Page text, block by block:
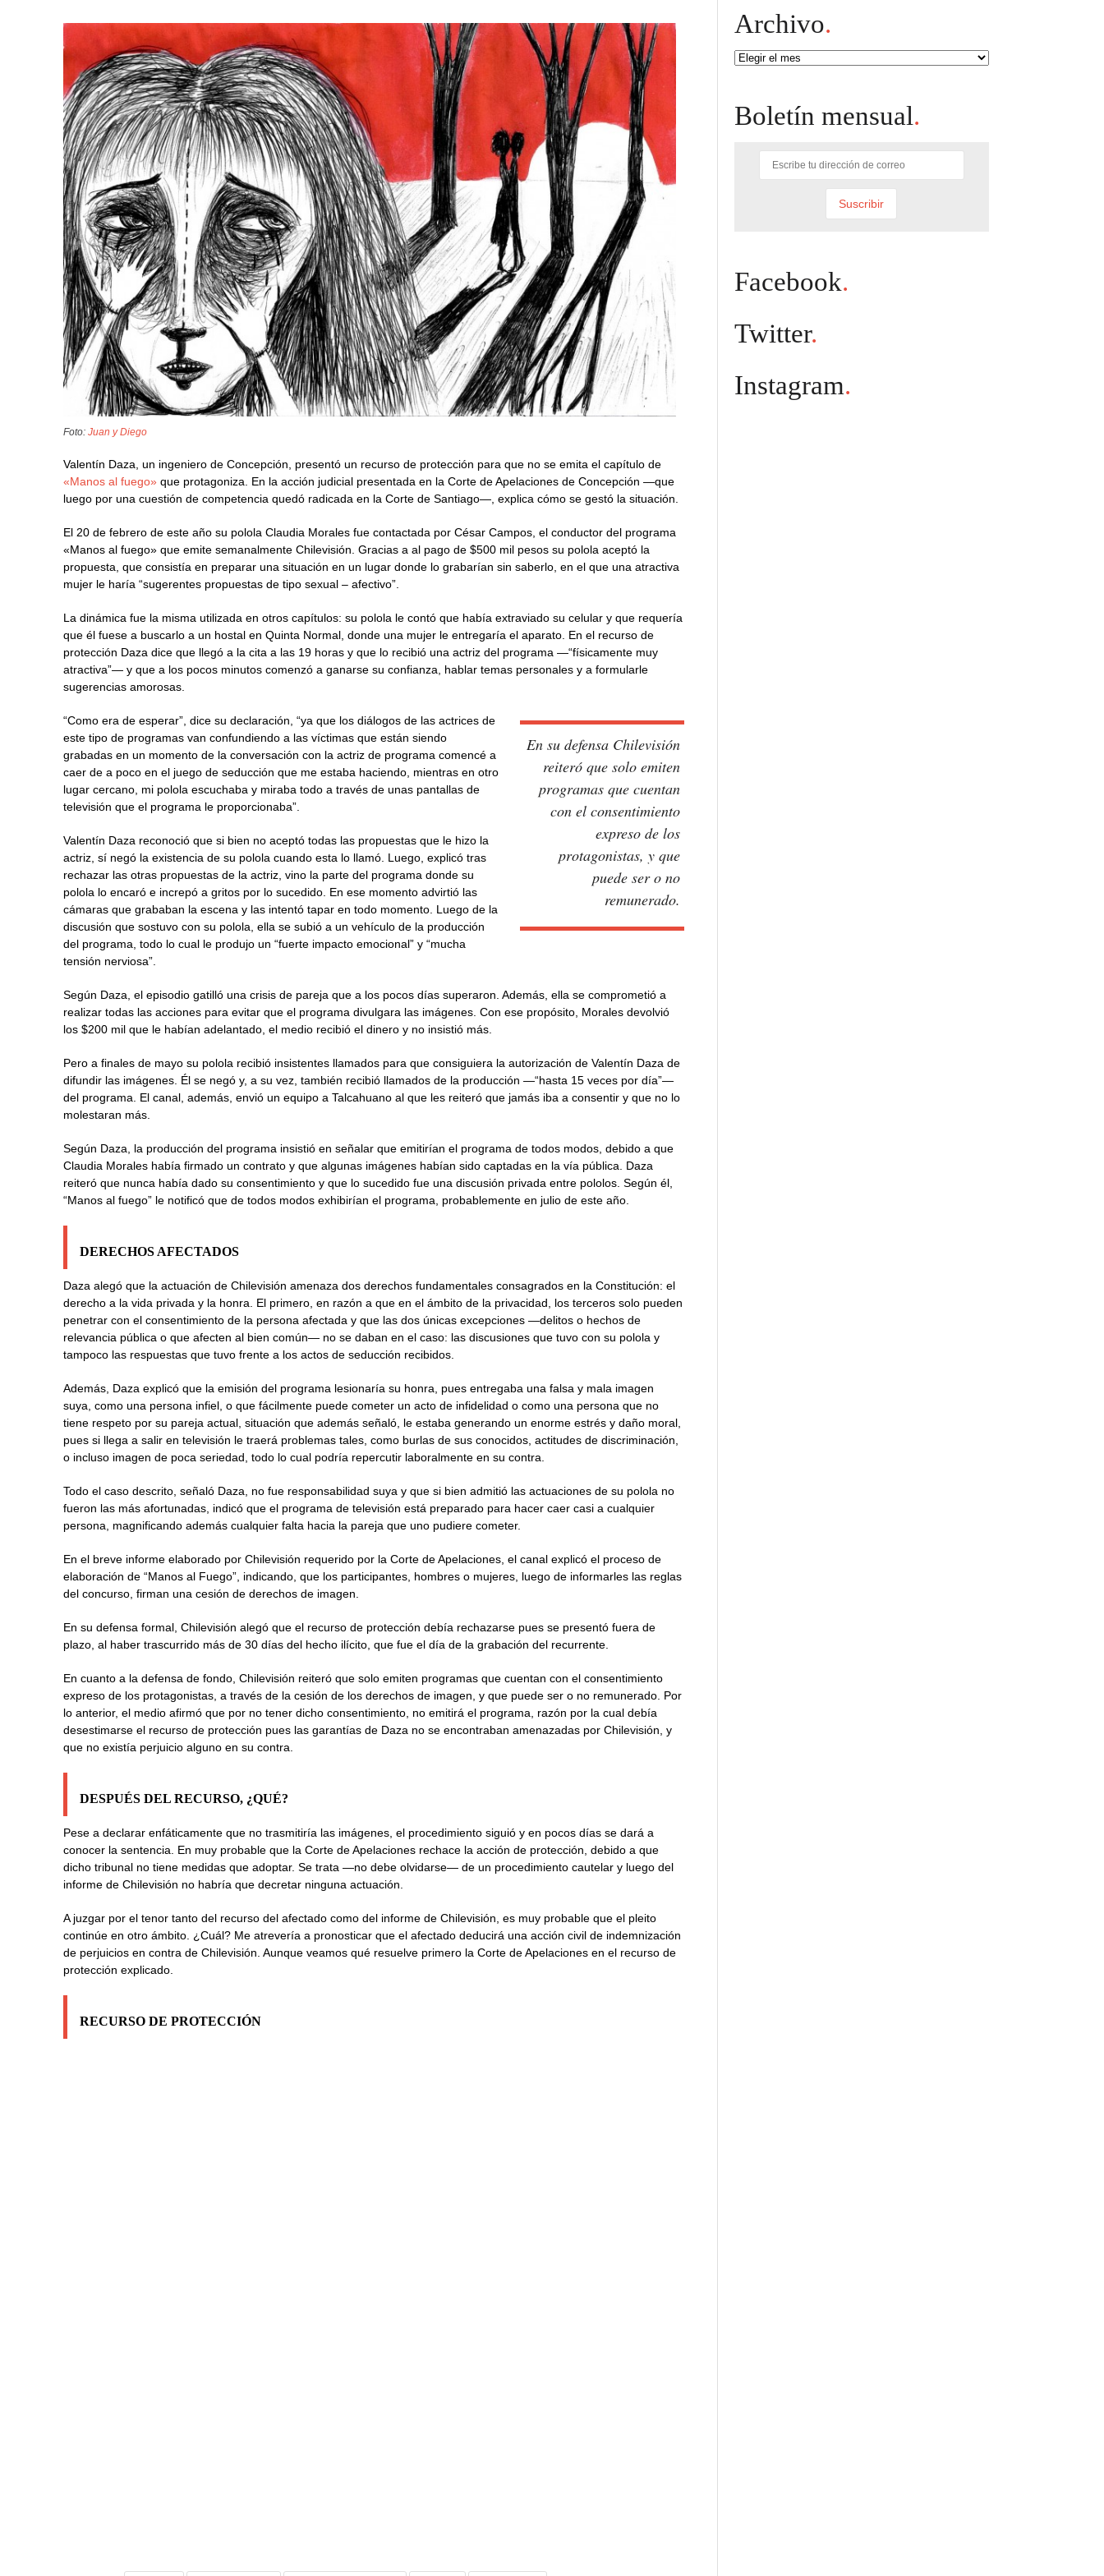
Foto:Juan y Diego
Valentín Daza, un ingeniero de Concepción, presentó un recurso de protección para que no se emita el capítulo de
«Manos al fuego» que protagoniza. En la acción judicial presentada en la Corte de Apelaciones de Concepción —que
luego por una cuestión de competencia quedó radicada en la Corte de Santiago—, explica cómo se gestó la situación.
El 20 de febrero de este año su polola Claudia Morales fue contactada por César Campos, el conductor del programa
«Manos al fuego» que emite semanalmente Chilevisión. Gracias a al pago de $500 mil pesos su polola aceptó la
propuesta, que consistía en preparar una situación en un lugar donde lo grabarían sin saberlo, en el que una atractiva
mujer le haría “sugerentes propuestas de tipo sexual – afectivo”.
La dinámica fue la misma utilizada en otros capítulos: su polola le contó que había extraviado su celular y que requería
que él fuese a buscarlo a un hostal en Quinta Normal, donde una mujer le entregaría el aparato. En el recurso de
protección Daza dice que llegó a la cita a las 19 horas y que lo recibió una actriz del programa —“físicamente muy
atractiva”— y que a los pocos minutos comenzó a ganarse su confianza, hablar temas personales y a formularle
sugerencias amorosas.
En su defensa Chilevisión
reiteró que solo emiten
programas que cuentan
con el consentimiento
expreso de los
protagonistas, y que
puede ser o no
remunerado.
“Como era de esperar”, dice su declaración, “ya que los diálogos de las actrices de
este tipo de programas van confundiendo a las víctimas que están siendo
grabadas en un momento de la conversación con la actriz de programa comencé a
caer de a poco en el juego de seducción que me estaba haciendo, mientras en otro
lugar cercano, mi polola escuchaba y miraba todo a través de unas pantallas de
televisión que el programa le proporcionaba”.
Valentín Daza reconoció que si bien no aceptó todas las propuestas que le hizo la
actriz, sí negó la existencia de su polola cuando esta lo llamó. Luego, explicó tras
rechazar las otras propuestas de la actriz, vino la parte del programa donde su
polola lo encaró e increpó a gritos por lo sucedido. En ese momento advirtió las
cámaras que grababan la escena y las intentó tapar en todo momento. Luego de la
discusión que sostuvo con su polola, ella se subió a un vehículo de la producción
del programa, todo lo cual le produjo un “fuerte impacto emocional” y “mucha
tensión nerviosa”.
Según Daza, el episodio gatilló una crisis de pareja que a los pocos días superaron. Además, ella se comprometió a
realizar todas las acciones para evitar que el programa divulgara las imágenes. Con ese propósito, Morales devolvió
los $200 mil que le habían adelantado, el medio recibió el dinero y no insistió más.
Pero a finales de mayo su polola recibió insistentes llamados para que consiguiera la autorización de Valentín Daza de
difundir las imágenes. Él se negó y, a su vez, también recibió llamados de la producción —“hasta 15 veces por día”—
del programa. El canal, además, envió un equipo a Talcahuano al que les reiteró que jamás iba a consentir y que no lo
molestaran más.
Según Daza, la producción del programa insistió en señalar que emitirían el programa de todos modos, debido a que
Claudia Morales había firmado un contrato y que algunas imágenes habían sido captadas en la vía pública. Daza
reiteró que nunca había dado su consentimiento y que lo sucedido fue una discusión privada entre pololos. Según él,
“Manos al fuego” le notificó que de todos modos exhibirían el programa, probablemente en julio de este año.
DERECHOS AFECTADOS
Daza alegó que la actuación de Chilevisión amenaza dos derechos fundamentales consagrados en la Constitución: el
derecho a la vida privada y la honra. El primero, en razón a que en el ámbito de la privacidad, los terceros solo pueden
penetrar con el consentimiento de la persona afectada y que las dos únicas excepciones —delitos o hechos de
relevancia pública o que afecten al bien común— no se daban en el caso: las discusiones que tuvo con su polola y
tampoco las respuestas que tuvo frente a los actos de seducción recibidos.
Además, Daza explicó que la emisión del programa lesionaría su honra, pues entregaba una falsa y mala imagen
suya, como una persona infiel, o que fácilmente puede cometer un acto de infidelidad o como una persona que no
tiene respeto por su pareja actual, situación que además señaló, le estaba generando un enorme estrés y daño moral,
pues si llega a salir en televisión le traerá problemas tales, como burlas de sus conocidos, actitudes de discriminación,
o incluso imagen de poca seriedad, todo lo cual podría repercutir laboralmente en su contra.
Todo el caso descrito, señaló Daza, no fue responsabilidad suya y que si bien admitió las actuaciones de su polola no
fueron las más afortunadas, indicó que el programa de televisión está preparado para hacer caer casi a cualquier
persona, magnificando además cualquier falta hacia la pareja que uno pudiere cometer.
En el breve informe elaborado por Chilevisión requerido por la Corte de Apelaciones, el canal explicó el proceso de
elaboración de “Manos al Fuego”, indicando, que los participantes, hombres o mujeres, luego de informarles las reglas
del concurso, firman una cesión de derechos de imagen.
En su defensa formal, Chilevisión alegó que el recurso de protección debía rechazarse pues se presentó fuera de
plazo, al haber trascurrido más de 30 días del hecho ilícito, que fue el día de la grabación del recurrente.
En cuanto a la defensa de fondo, Chilevisión reiteró que solo emiten programas que cuentan con el consentimiento
expreso de los protagonistas, a través de la cesión de los derechos de imagen, y que puede ser o no remunerado. Por
lo anterior, el medio afirmó que por no tener dicho consentimiento, no emitirá el programa, razón por la cual debía
desestimarse el recurso de protección pues las garantías de Daza no se encontraban amenazadas por Chilevisión, y
que no existía perjuicio alguno en su contra.
DESPUÉS DEL RECURSO, ¿QUÉ?
Pese a declarar enfáticamente que no trasmitiría las imágenes, el procedimiento siguió y en pocos días se dará a
conocer la sentencia. En muy probable que la Corte de Apelaciones rechace la acción de protección, debido a que
dicho tribunal no tiene medidas que adoptar. Se trata —no debe olvidarse— de un procedimiento cautelar y luego del
informe de Chilevisión no habría que decretar ninguna actuación.
A juzgar por el tenor tanto del recurso del afectado como del informe de Chilevisión, es muy probable que el pleito
continúe en otro ámbito. ¿Cuál? Me atrevería a pronosticar que el afectado deducirá una acción civil de indemnización
de perjuicios en contra de Chilevisión. Aunque veamos qué resuelve primero la Corte de Apelaciones en el recurso de
protección explicado.
RECURSO DE PROTECCIÓN
Archivo.
Archivo
Boletín mensual.
Facebook.
Twitter.
Instagram.